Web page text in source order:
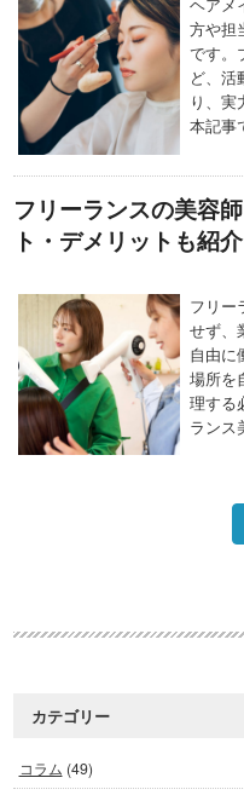
方や担
です。
ど、活
り、実
本記
フリーランスの美容
ト・デメリットも紹介
フリー
せず、
自由に
場所を
理する
ラン
カテゴリー
コラム (49)